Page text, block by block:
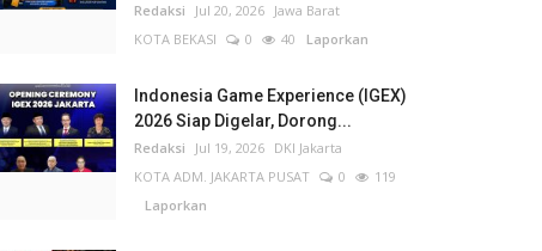
Redaksi Jul 20, 2026 Jawa Barat
KOTA BEKASI
0 40 Laporkan
Indonesia Game Experience (IGEX)
2026 Siap Digelar, Dorong...
Redaksi Jul 19, 2026 DKI Jakarta
KOTA ADM. JAKARTA PUSAT
0
119
Laporkan